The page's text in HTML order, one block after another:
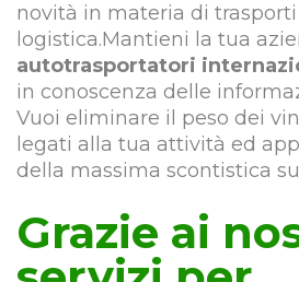
novità in materia di trasporti
logistica.Mantieni la tua
autotrasportatori
in conoscenza delle
Vuoi eliminare il peso dei
legati alla tua attività ed
della massima scontistica
Grazie ai